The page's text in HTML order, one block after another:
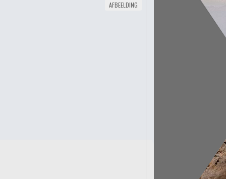
AFBEELDING